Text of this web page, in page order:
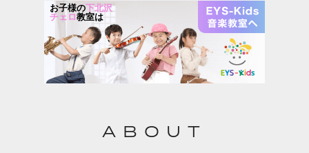
お子様の下北沢
チェロ教室は
ABOUT